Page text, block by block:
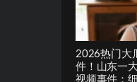
2026热门大
件！山东一
视频事件：